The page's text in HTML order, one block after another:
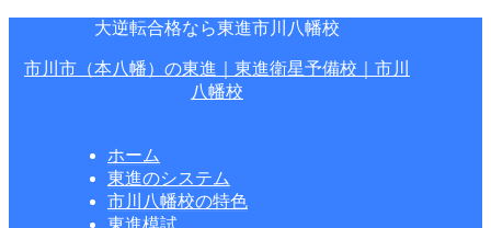
大逆転合格なら東進市川八幡校
市川市（本八幡）の東進｜東進衛星予備校｜市川
八幡校
ホーム
東進のシステム
市川八幡校の特色
東進模試